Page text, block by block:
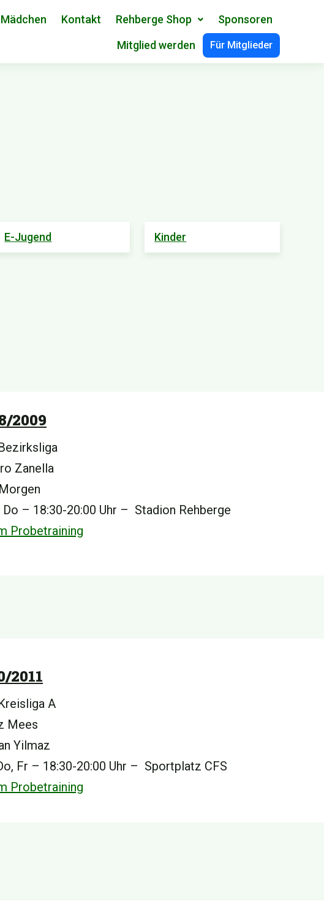
Mädchen Kontakt Rehberge Shop
Sponsoren
Mitglied werden
Für Mitglieder
E-Jugend Kinder
2009
Zanella
Do – 18:30-20:00 Uhr – Stadion Rehberge
Probetraining
2011
A
Mees
Yilmaz
Fr – 18:30-20:00 Uhr – Sportplatz CFS
Probetraining